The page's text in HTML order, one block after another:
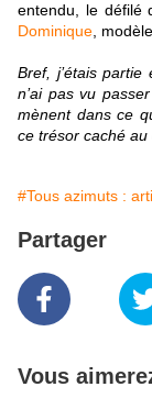
entendu, le défilé
Dominique ,
Bref, j’étais
n’ai pas vu
mènent dans ce
ce trésor caché au
#Tous azimuts :
Partager
Vous